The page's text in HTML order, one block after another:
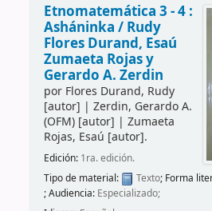
Etnomatemática 3 - 4 :
Asháninka / Rudy
Flores Durand, Esaú
Zumaeta Rojas y
Gerardo A. Zerdin
por Flores Durand, Rudy
[autor] | Zerdin, Gerardo A.
(OFM)[autor] | Zumaeta
Rojas, Esaú [autor].
Edición: 1ra. edición.
Tipo de material:
Texto; Forma
; Audiencia: Especializado;